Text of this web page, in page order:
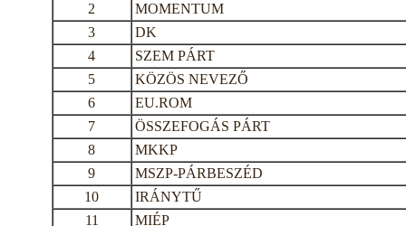
2
MOMENTUM
3
DK
4
SZEM PÁRT
5
KÖZÖS NEVEZŐ
6
EU.ROM
7
ÖSSZEFOGÁS PÁRT
8
MKKP
9
MSZP-PÁRBESZÉD
10
IRÁNYTŰ
11
MIÉP